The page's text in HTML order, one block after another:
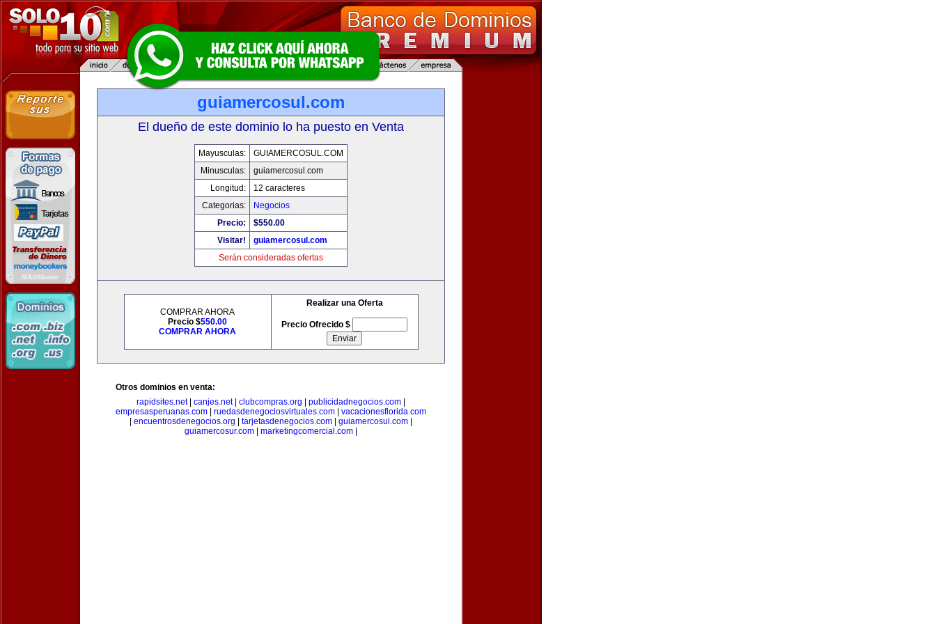
guiamercosul.com
El dueño de este dominio lo ha puesto en Venta
Mayusculas:
GUIAMERCOSUL.COM
Minusculas:
guiamercosul.com
Longitud:
12 caracteres
Categorias:
Negocios
Precio:
$550.00
Visitar!
guiamercosul.com
Serán consideradas ofertas
COMPRAR AHORA
Precio $550.00
COMPRAR AHORA
Realizar una Oferta
Precio Ofrecido $
Otros dominios en venta:
rapidsites.net| canjes.net| clubcompras.org publicidadnegocios.com
empresasperuanas.com
ruedasdenegociosvirtuales.com
vacacionesflorida.com
encuentrosdenegocios.org tarjetasdenegocios.com guiamercosul.com
guiamercosur.com
marketingcomercial.com